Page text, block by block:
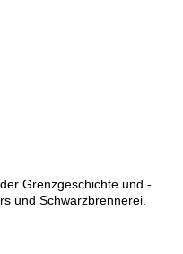
Grenzgeschichte und -
und Schwarzbrennerei.